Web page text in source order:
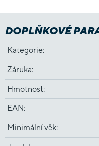
DOPLŇKOVÉ
Kategorie:
Záruka:
Hmotnost:
EAN:
Minimální věk: